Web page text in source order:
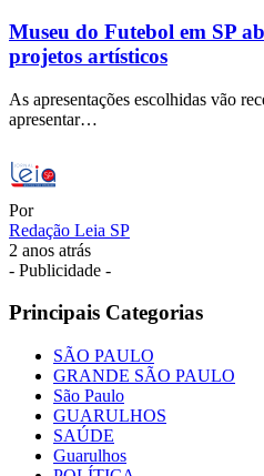
Museu do Futebol em SP
projetos artísticos
As apresentações escolhidas vão
apresentar…
Por
Redação Leia SP
2 anos atrás
- Publicidade -
Principais Categorias
SÃO PAULO
GRANDE SÃO PAULO
São Paulo
GUARULHOS
SAÚDE
Guarulhos